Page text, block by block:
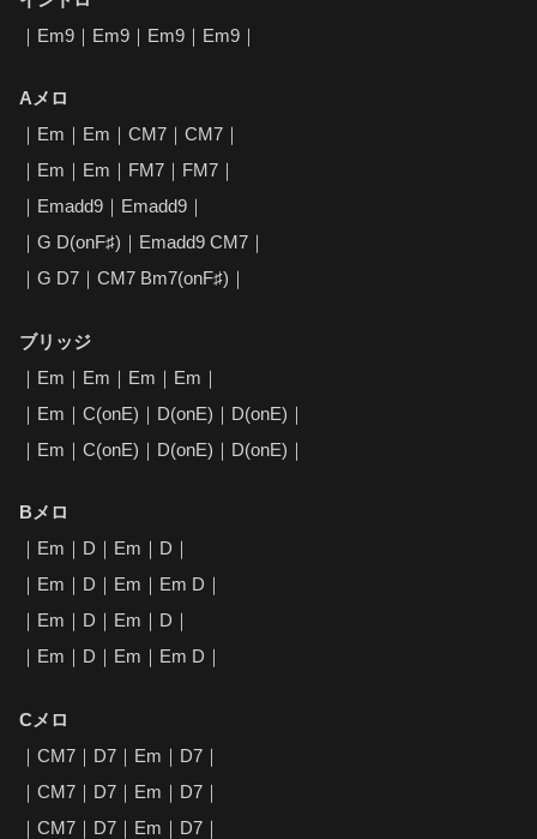
｜Em9｜Em9｜Em9｜Em9｜
Aメロ
｜Em｜Em｜CM7｜CM7｜
｜Em｜Em｜FM7｜FM7｜
｜Emadd9｜Emadd9｜
｜G D(onF♯)｜Emadd9 CM7｜
｜G D7｜CM7 Bm7(onF♯)｜
ブリッジ
｜Em｜Em｜Em｜Em｜
｜Em｜C(onE)｜D(onE)｜D(onE)｜
｜Em｜C(onE)｜D(onE)｜D(onE)｜
Bメロ
｜Em｜D｜Em｜D｜
｜Em｜D｜Em｜Em D｜
｜Em｜D｜Em｜D｜
｜Em｜D｜Em｜Em D｜
Cメロ
｜CM7｜D7｜Em｜D7｜
｜CM7｜D7｜Em｜D7｜
｜CM7｜D7｜Em｜D7｜